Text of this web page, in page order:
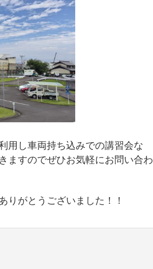
用し車両持ち込みでの講習会な
ますのでぜひお気軽にお問い合わ
りがとうございました！！